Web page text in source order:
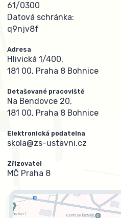
61/0300
Datová schránka:
q9njv8f
Adresa
Hlivická 1/400,
181 00, Praha 8 Bohnice
Detašované pracoviště
Na Bendovce 20,
181 00, Praha 8 Bohnice
Elektronická podatelna
skola@zs-ustavni.cz
Zřizovatel
MČ Praha 8